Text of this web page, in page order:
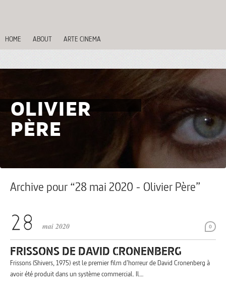
HOME ABOUT ARTE CINEMA
OLIVIER
PÈRE
Archive pour “28 mai 2020 - Olivier Père”
0
mai 2020
FRISSONS DE DAVID CRONENBERG
Frissons (Shivers, 1975) est le premier film d’horreur de David Cronenberg à
avoir été produit dans un système commercial. Il…